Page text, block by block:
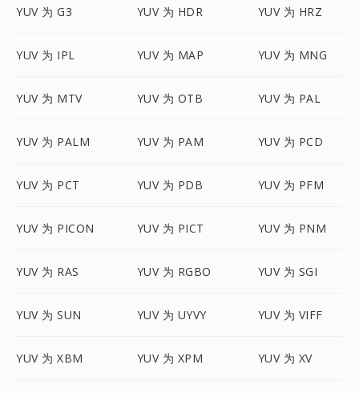
YUV 为 G3 YUV 为 HDR YUV 为 HRZ
YUV 为 IPL YUV 为 MAP YUV 为 MNG
YUV 为 MTV YUV 为 OTB YUV 为 PAL
YUV 为 PALM YUV 为 PAM YUV 为 PCD
YUV 为 PCT YUV 为 PDB YUV 为 PFM
YUV 为 PICON YUV 为 PICT YUV 为 PNM
YUV 为 RAS YUV 为 RGBO YUV 为 SGI
YUV 为 SUN YUV 为 UYVY YUV 为 VIFF
YUV 为 XBM YUV 为 XPM YUV 为 XV